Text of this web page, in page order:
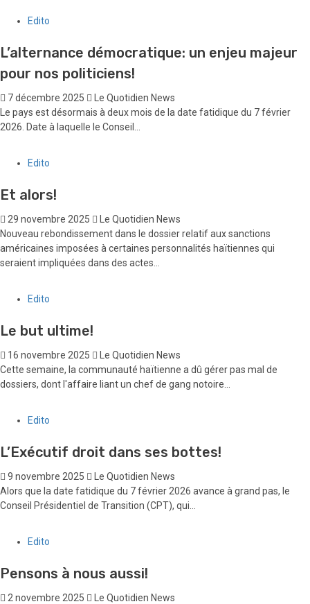
Edito
L’alternance démocratique: un enjeu majeur
pour nos politiciens!
7 décembre 2025
Le Quotidien News
Le pays est désormais à deux mois de la date fatidique du 7 février
2026. Date à laquelle le Conseil...
Edito
Et alors!
29 novembre 2025
Le Quotidien News
Nouveau rebondissement dans le dossier relatif aux sanctions
américaines imposées à certaines personnalités haïtiennes qui
seraient impliquées dans des actes...
Edito
Le but ultime!
16 novembre 2025
Le Quotidien News
Cette semaine, la communauté haïtienne a dû gérer pas mal de
dossiers, dont l'affaire liant un chef de gang notoire...
Edito
L’Exécutif droit dans ses bottes!
9 novembre 2025
Le Quotidien News
Alors que la date fatidique du 7 février 2026 avance à grand pas, le
Conseil Présidentiel de Transition (CPT), qui...
Edito
Pensons à nous aussi!
2 novembre 2025
Le Quotidien News